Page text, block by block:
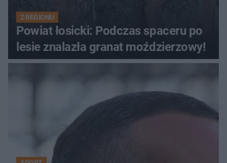
Z REGIONU
Powiat łosicki: Podczas spaceru po
lesie znalazła granat moździerzowy!